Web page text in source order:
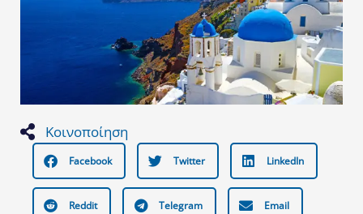
Κοινοποίηση
Facebook Twitter LinkedIn
Reddit Telegram Email